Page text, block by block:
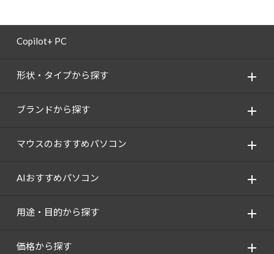
Copilot+ PC
形状・タイプから探す
ブランドから探す
マウスのおすすめパソコン
AIおすすめパソコン
用途・目的から探す
価格から探す